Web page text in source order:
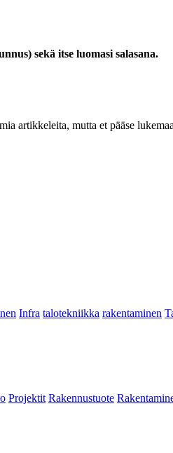
sekä itse luomasi salasana.
artikkeleita, mutta et pääse
Infra talotekniikka rakentaminen
Projektit Rakennustuote